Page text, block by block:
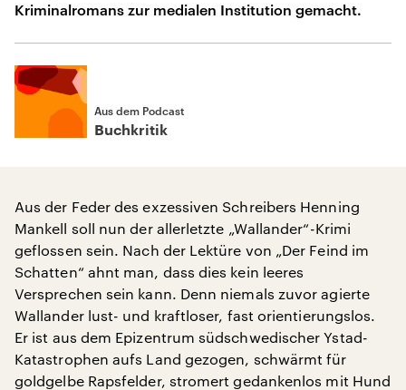
Kriminalromans zur medialen Institution gemacht.
Aus dem Podcast
Buchkritik
Aus der Feder des exzessiven Schreibers Henning
Mankell soll nun der allerletzte „Wallander“-Krimi
geflossen sein. Nach der Lektüre von „Der Feind im
Schatten“ ahnt man, dass dies kein leeres
Versprechen sein kann. Denn niemals zuvor agierte
Wallander lust- und kraftloser, fast orientierungslos.
Er ist aus dem Epizentrum südschwedischer Ystad-
Katastrophen aufs Land gezogen, schwärmt für
goldgelbe Rapsfelder, stromert gedankenlos mit Hund